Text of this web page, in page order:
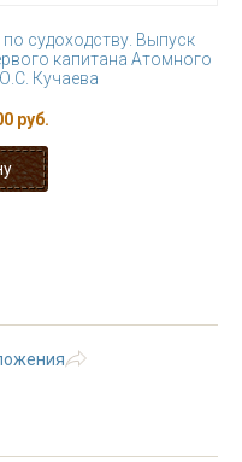
судоходству. Выпуск
капитана Атомного
Кучаева
руб.